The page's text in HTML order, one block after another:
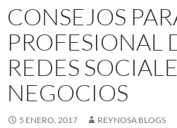
CONSEJOS
PROFESIONAL
REDES
NEGOCIOS
5 ENERO, 2017 REYNOSA BLOGS